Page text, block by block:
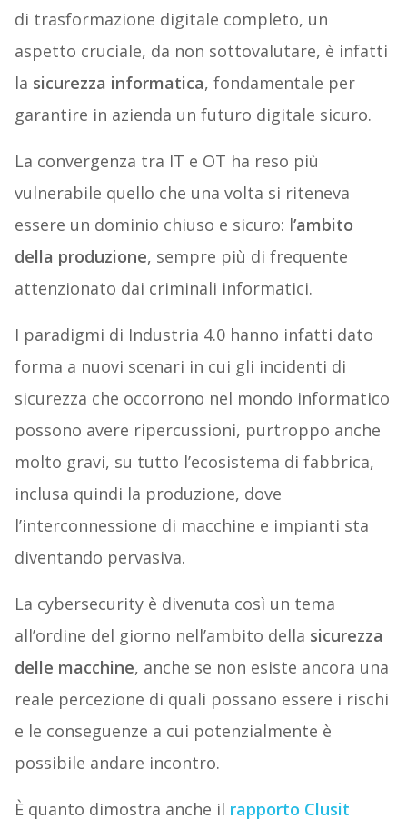
di trasformazione digitale completo, un
aspetto cruciale, da non sottovalutare, è infatti
la sicurezza informatica, fondamentale per
garantire in azienda un futuro digitale sicuro.
La convergenza tra IT e OT ha reso più
vulnerabile quello che una volta si riteneva
essere un dominio chiuso e sicuro: l’ambito
della produzione, sempre più di frequente
attenzionato dai criminali informatici.
I paradigmi di Industria 4.0 hanno infatti dato
forma a nuovi scenari in cui gli incidenti di
sicurezza che occorrono nel mondo informatico
possono avere ripercussioni, purtroppo anche
molto gravi, su tutto l’ecosistema di fabbrica,
inclusa quindi la produzione, dove
l’interconnessione di macchine e impianti sta
diventando pervasiva.
La cybersecurity è divenuta così un tema
all’ordine del giorno nell’ambito della sicurezza
delle macchine, anche se non esiste ancora una
reale percezione di quali possano essere i rischi
e le conseguenze a cui potenzialmente è
possibile andare incontro.
È quanto dimostra anche il rapporto Clusit